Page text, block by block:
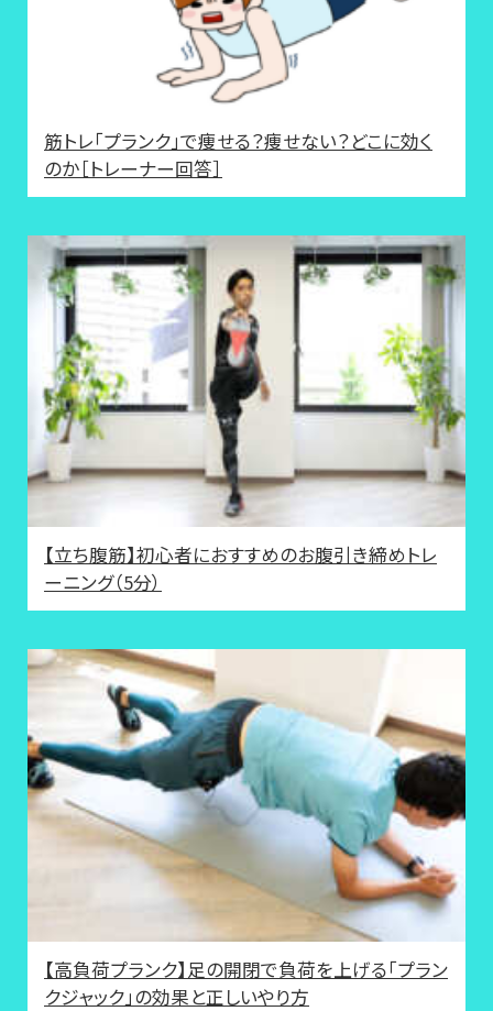
筋トレ「プランク」で痩せる？痩せない？どこに効く
のか［トレーナー回答］
【立ち腹筋】初心者におすすめのお腹引き締めトレ
ーニング（5分）
【高負荷プランク】足の開閉で負荷を上げる「プラン
クジャック」の効果と正しいやり方